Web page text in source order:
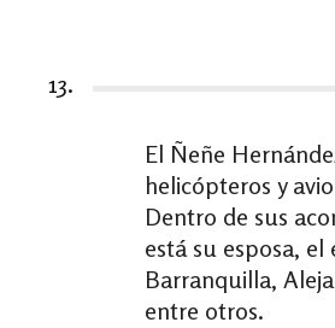
13.
El Ñeñe
helicópteros y
Dentro de sus
está su esposa, el
Barranquilla,
entre otros.